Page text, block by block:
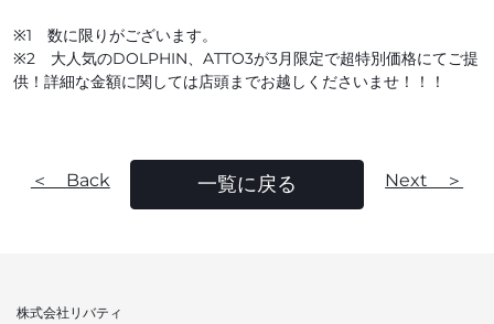
※1 数に限りがございます。
※2 大人気のDOLPHIN、ATTO3が3月限定で超特別価格にてご提
供！詳細な金額に関しては店頭までお越しくださいませ！！！
＜ Back 一覧に戻る Next ＞
株式会社リバティ